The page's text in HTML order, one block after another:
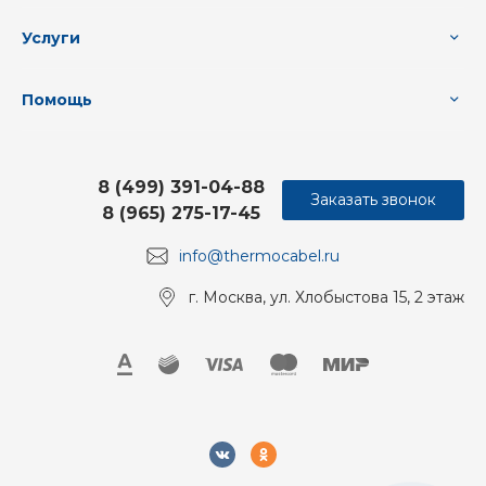
Услуги
Помощь
info@thermocabel.ru
8 (499) 391-04-88
8 (965) 275-17-45
г. Москва, ул. Хлобыстова 15, 2 этаж
Заказать звонок